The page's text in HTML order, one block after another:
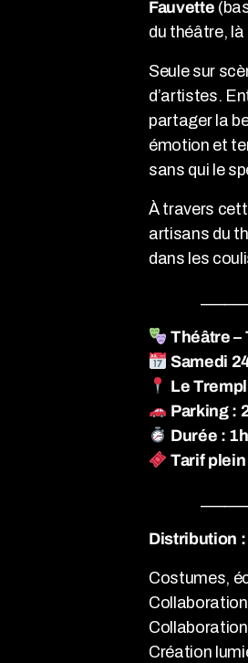
Fauvette
du théâtre, là
Seule sur
d’artistes.
partager la
émotion et
sans qui le
À travers
artisans du
dans les
Théâtre –
Samedi
Le
Parking :
Durée :
Tarif plein
Distribution :
Costumes,
Création